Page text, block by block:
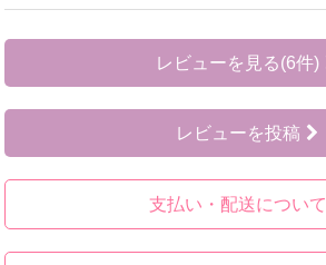
レビューを見る(6件)
レビューを投稿
支払い・配送について